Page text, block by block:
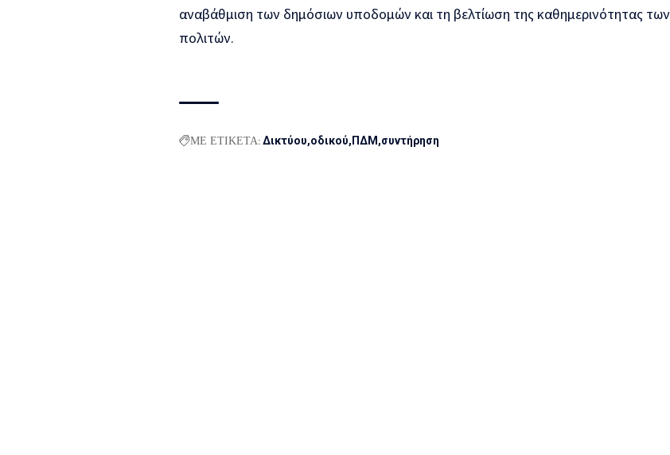
αναβάθμιση των δημόσιων υποδομών και τη βελτίωση της καθημερινότητας των
πολιτών.
ΜΕ ΕΤΙΚΕΤΑ:Δικτύου οδικού ΠΔΜ συντήρηση